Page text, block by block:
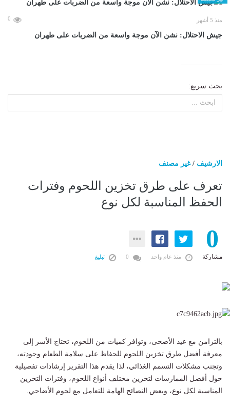
منذ 5 أشهر 0
جيش الاحتلال: نشن الآن موجة واسعة من الضربات على طهران
بحث سريع:
الارشيف /غير مصنف
تعرف على طرق تخزين اللحوم وفترات
الحفظ المناسبة لكل نوع
0
مشاركة منذ عام واحد تبليغ
بالتزامن مع عيد الأضحى، وتوافر كميات من اللحوم، تحتاج الأسر إلى
معرفة أفضل طرق تخزين اللحوم للحفاظ على سلامة الطعام وجودته،
وتجنب مشكلات التسمم الغذائي، لذا يقدم هذا التقرير إرشادات تفصيلية
حول أفضل الممارسات لتخزين مختلف أنواع اللحوم، وفترات التخزين
المناسبة لكل نوع، وبعض النصائح الهامة للتعامل مع لحوم الأضاحي.